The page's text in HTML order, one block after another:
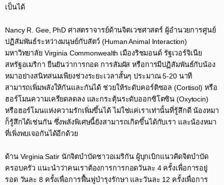
เป็นได้​
Nancy R. Gee, PhD ศาสตราจารย์ด้านจิตเวชศาสตร์ ผู้อำนวยการศูนย์
ปฏิสัมพันธ์ระหว่างมนุษย์กับสัตว์ (Human Animal Interaction)
มหาวิทยาลัย Virginia Commonwealth เมืองริชมอนด์ รัฐเวอร์จิเนีย
สหรัฐอเมริกา ยืนยันว่าการกอด การสัมผัส หรือการมีปฏิสัมพันธ์กับน้อง
หมาอย่างสนิทสนมเพียงช่วงระยะเวลาสั้นๆ ประมาณ 5-20 นาที
สามารถเพิ่มพลังให้กันและกันได้ ช่วยให้ระดับคอร์ติซอล (Cortisol) หรือ
ฮอร์โมนความเครียดลดลง และกระตุ้นระดับออกซิโตซิน (Oxytocin)
หรือฮอร์โมนแห่งความรักเพิ่มขึ้นได้ ไม่ใช่แค่เราเท่านั้นที่รู้สึกดี น้องหมา
ก็รู้สึกได้เช่นกัน ซึ่งพลังพิเศษนี้ยังสามารถเกิดขึ้นได้กับเรา และน้องหมา
ที่เพิ่งพบเจอกันได้อีกด้วย​
ด้าน Virginia Satir นักจิตบำบัดชาวอเมริกัน ผู้บุกเบิกแนวคิดจิตบำบัด
ครอบครัว แนะนำว่าคนเราต้องการการกอดวันละ 4 ครั้งเพื่อการอยู่
รอด วันละ 8 ครั้งเพื่อการฟื้นฟูบำรุงรักษา และวันละ 12 ครั้งเพื่อการ